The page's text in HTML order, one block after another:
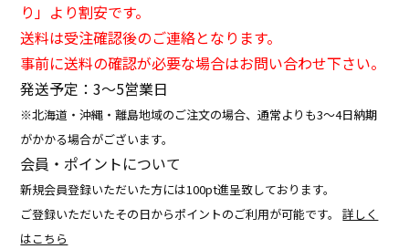
り」より割安です。
送料は受注確認後のご連絡となります。
事前に送料の確認が必要な場合はお問い合わせ下さい。
発送予定：3〜5営業日
※北海道・沖縄・離島地域のご注文の場合、通常よりも3～4日納期
がかかる場合がございます。
会員・ポイントについて
新規会員登録いただいた方には100pt進呈致しております。
ご登録いただいたその日からポイントのご利用が可能です。詳しく
はこちら